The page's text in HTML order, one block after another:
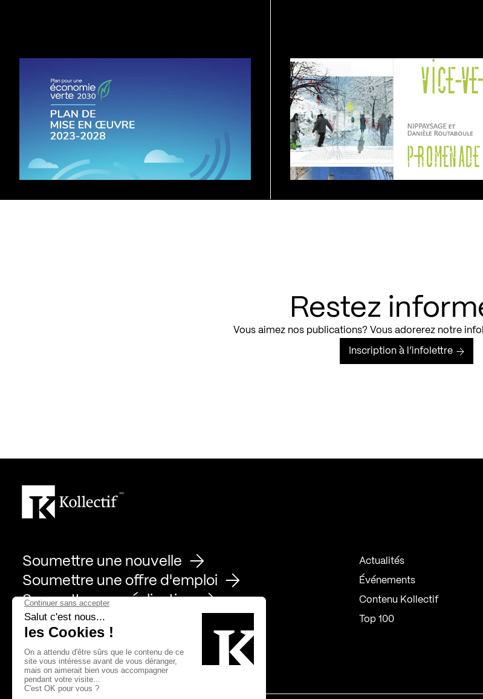
Restez
Vous aimez nos publications? Vous adorerez notre
Inscription à l’infolettre
Soumettre une nouvelle
Soumettre une offre d'emploi
Soumettre une réalisation
Actualités
Événements
Contenu Kollectif
Top 100
Page Facebook de Kollectif
Page Instagram de Kollectif
Page Linkedin de Kollectif